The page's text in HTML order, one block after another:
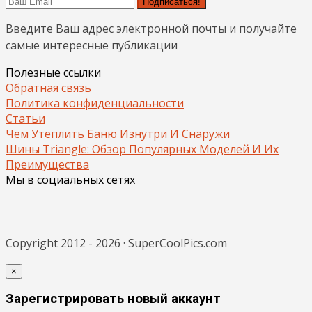
Введите Ваш адрес электронной почты и получайте
самые интересные публикации
Полезные ссылки
Обратная связь
Политика конфиденциальности
Статьи
Чем Утеплить Баню Изнутри И Снаружи
Шины Triangle: Обзор Популярных Моделей И Их
Преимущества
Мы в социальных сетях
Copyright 2012 - 2026 · SuperCoolPics.com
×
Зарегистрировать новый аккаунт